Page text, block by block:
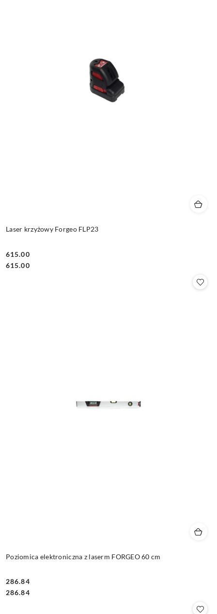
Laser krzyżowy Forgeo FLP23
Cena:
615.00
Cena:
615.00
Poziomica elektroniczna z laserm FORGEO 60 cm
Cena:
286.84
Cena:
286.84